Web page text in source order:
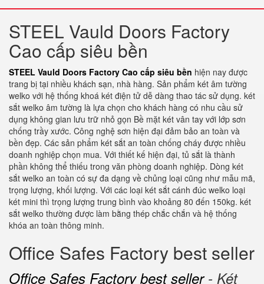
STEEL Vauld Doors Factory
Cao cấp siêu bền
STEEL Vauld Doors Factory Cao cấp siêu bền hiện nay được
trang bị tại nhiều khách sạn, nhà hàng. Sản phẩm két âm tường
welko với hệ thống khoá két điện tử dễ dàng thao tác sử dụng. két
sắt welko âm tường là lựa chọn cho khách hàng có nhu cầu sử
dụng không gian lưu trữ nhỏ gọn Bề mặt két vân tay với lớp sơn
chống trầy xước. Công nghệ sơn hiện đại đảm bảo an toàn và
bền đẹp. Các sản phẩm két sắt an toàn chống cháy được nhiều
doanh nghiệp chọn mua. Với thiết kế hiện đại, tủ sắt là thành
phần không thể thiếu trong văn phòng doanh nghiệp. Dòng két
sắt welko an toàn có sự đa dạng về chủng loại cũng như mẫu mã,
trọng lượng, khối lượng. Với các loại két sắt cánh đúc welko loại
két mini thì trọng lượng trung bình vào khoảng 80 đến 150kg. két
sắt welko thường được làm bằng thép chắc chắn và hệ thống
khóa an toàn thông minh.
Office Safes Factory best seller
Office Safes Factory best seller- Két